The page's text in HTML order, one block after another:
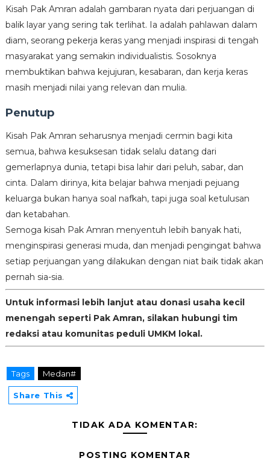
Kisah Pak Amran adalah gambaran nyata dari perjuangan di
balik layar yang sering tak terlihat. Ia adalah pahlawan dalam
diam, seorang pekerja keras yang menjadi inspirasi di tengah
masyarakat yang semakin individualistis. Sosoknya
membuktikan bahwa kejujuran, kesabaran, dan kerja keras
masih menjadi nilai yang relevan dan mulia.
Penutup
Kisah Pak Amran seharusnya menjadi cermin bagi kita
semua, bahwa kesuksesan tidak selalu datang dari
gemerlapnya dunia, tetapi bisa lahir dari peluh, sabar, dan
cinta. Dalam dirinya, kita belajar bahwa menjadi pejuang
keluarga bukan hanya soal nafkah, tapi juga soal ketulusan
dan ketabahan.
Semoga kisah Pak Amran menyentuh lebih banyak hati,
menginspirasi generasi muda, dan menjadi pengingat bahwa
setiap perjuangan yang dilakukan dengan niat baik tidak akan
pernah sia-sia.
Untuk informasi lebih lanjut atau donasi usaha kecil
menengah seperti Pak Amran, silakan hubungi tim
redaksi atau komunitas peduli UMKM lokal.
Tags Medan#
Share This
TIDAK ADA KOMENTAR:
POSTING KOMENTAR